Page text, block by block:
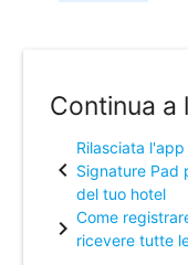
Continua a
chevron_left
Rilasciata
Signature Pad
del tuo hotel
chevron_right Come
ricevere tutte